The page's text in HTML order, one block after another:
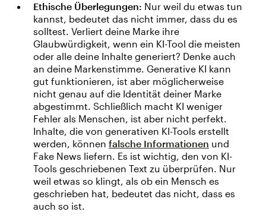
Ethische Überlegungen: Nur weil du etwas tun
kannst, bedeutet das nicht immer, dass du es
solltest. Verliert deine Marke ihre
Glaubwürdigkeit, wenn ein KI-Tool die meisten
oder alle deine Inhalte generiert? Denke auch
an deine Markenstimme. Generative KI kann
gut funktionieren, ist aber möglicherweise
nicht genau auf die Identität deiner Marke
abgestimmt. Schließlich macht KI weniger
Fehler als Menschen, ist aber nicht perfekt.
Inhalte, die von generativen KI-Tools erstellt
werden, können falsche Informationen und
Fake News liefern. Es ist wichtig, den von KI-
Tools geschriebenen Text zu überprüfen. Nur
weil etwas so klingt, als ob ein Mensch es
geschrieben hat, bedeutet das nicht, dass es
auch so ist.